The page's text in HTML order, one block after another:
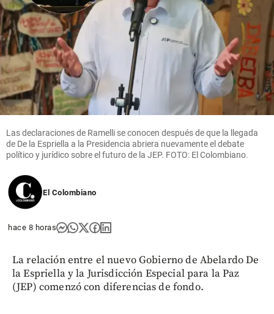
Las declaraciones de Ramelli se conocen después de que la llegada
de De la Espriella a la Presidencia abriera nuevamente el debate
político y jurídico sobre el futuro de la JEP. FOTO: El Colombiano.
El Colombiano
hace 8 horas
La relación entre el nuevo Gobierno de Abelardo De
la Espriella y la Jurisdicción Especial para la Paz
(JEP) comenzó con diferencias de fondo.